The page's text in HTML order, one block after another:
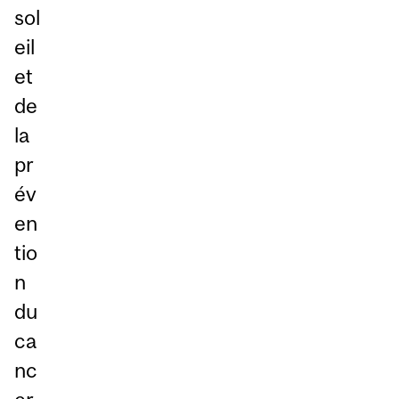
sol
eil
et
de
la
pr
év
en
tio
n
du
ca
nc